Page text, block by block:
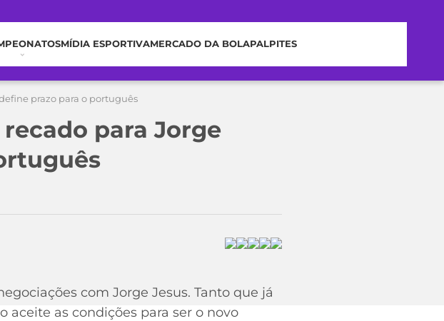
MÍDIA ESPORTIVAMERCADO DA BOLAPALPITES
prazo para o português
para Jorge
com Jorge Jesus. Tanto que já
aceite as condições para ser o novo